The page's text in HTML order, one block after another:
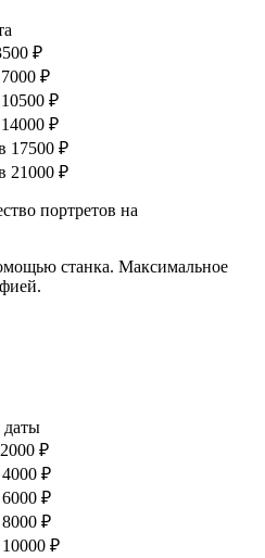
₽
7000 ₽
10500 ₽
14000 ₽
17500 ₽
21000 ₽
портретов на
станка. Максимальное
2000 ₽
4000 ₽
6000 ₽
8000 ₽
10000 ₽